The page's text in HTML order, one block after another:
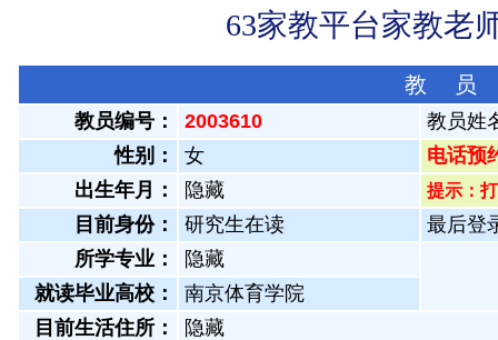
63家教平台家教老
教 员
教员编号： 2003610
教员姓
性别：
女
电话预
出生年月：
隐藏 提示：
目前身份： 研究生在读
最后登
所学专业：
隐藏
就读毕业高校：
南京体育学院
目前生活住所：
隐藏